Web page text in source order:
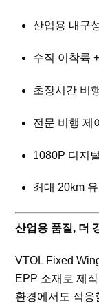
산업용 내구
수직 이착륙
초장시간 비
전문 비행 제
1080P 디지
최대 20km
산업용 품질, 더
VTOL Fixed
EPP 소재로 제
환경에서도 적응